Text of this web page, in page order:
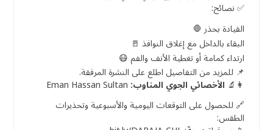
✅ نصائح:
القيادة بحذر 🛑
البقاء بالداخل مع إغلاق النوافذ 🚪
ارتداء كمامة أو تغطية الأنف والفم 😷
📌 للمزيد من التفاصيل اطلع على النشرة المرفقة.
👩‍🔬 الأخصائي الجوي المناوب:
🔗 للحصول على التوقعات اليومية والأسبوعية وتحذيرات
الطقس: